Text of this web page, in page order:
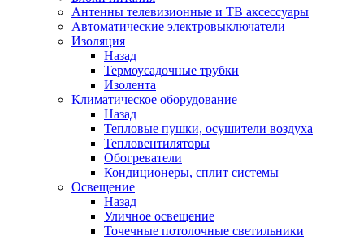
Антенны телевизионные и ТВ аксессуары
Автоматические электровыключатели
Изоляция
Назад
Термоусадочные трубки
Изолента
Климатическое оборудование
Назад
Тепловые пушки, осушители воздуха
Тепловентиляторы
Обогреватели
Кондиционеры, сплит системы
Освещение
Назад
Уличное освещение
Точечные потолочные светильники